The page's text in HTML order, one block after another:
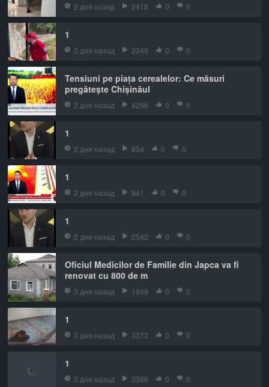
2 дня назад 2418 0 0
1
2 дня назад 2249 0 0
Tensiuni pe piața cerealelor: Ce măsuri
pregătește Chișinăul
2 дня назад 4296 0 0
1
2 дня назад 854 0 0
1
2 дня назад 941 0 0
1
2 дня назад 2542 0 0
Oficiul Medicilor de Familie din Japca va fi
renovat cu 800 de m
3 дня назад 1949 0 0
1
3 дня назад 3373 0 0
1
3 дня назад 3366 0 0